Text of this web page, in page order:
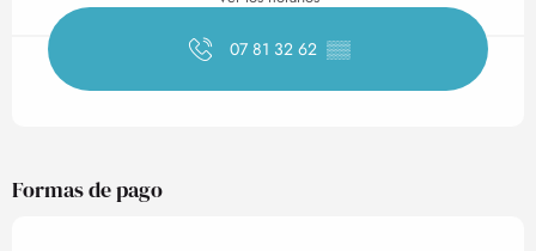
07 81 32 62 ▒▒
Formas de pago